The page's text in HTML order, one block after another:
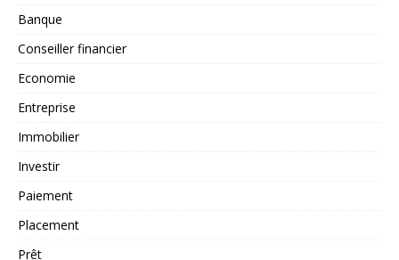
Banque
Conseiller financier
Economie
Entreprise
Immobilier
Investir
Paiement
Placement
Prêt